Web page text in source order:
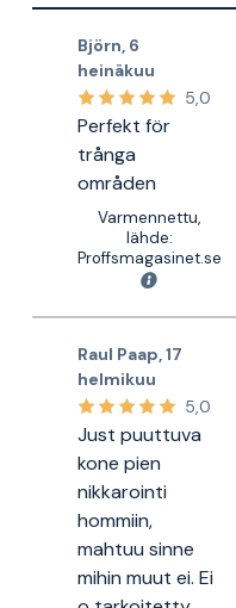
Björn, 6
heinäkuu
5,0
Perfekt för
trånga
områden
Varmennettu,
lähde:
Proffsmagasinet.se
Raul Paap,17
helmikuu
5,0
Just puuttuva
kone pien
nikkarointi
hommiin,
mahtuu sinne
mihin muut ei. Ei